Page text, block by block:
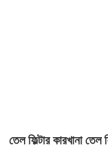
তেল ফিল্টার কারখানা তেল